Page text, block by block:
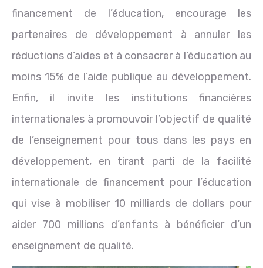
financement de l’éducation, encourage les
partenaires de développement à annuler les
réductions d’aides et à consacrer à l’éducation au
moins 15% de l’aide publique au développement.
Enfin, il invite les institutions financières
internationales à promouvoir l’objectif de qualité
de l’enseignement pour tous dans les pays en
développement, en tirant parti de la facilité
internationale de financement pour l’éducation
qui vise à mobiliser 10 milliards de dollars pour
aider 700 millions d’enfants à bénéficier d’un
enseignement de qualité.